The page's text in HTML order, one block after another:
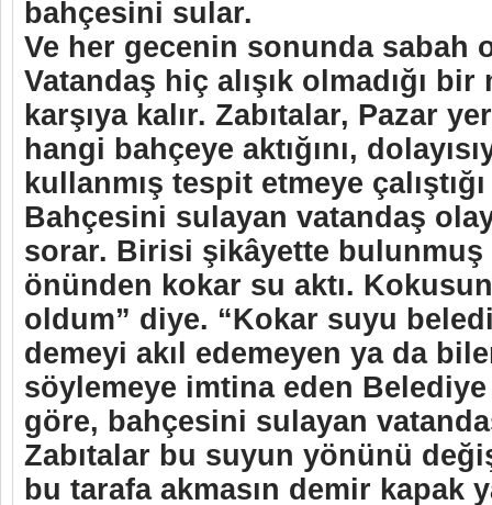
bahçesini sular.
Ve her gecenin sonunda sabah
Vatandaş hiç alışık olmadığı bir
karşıya kalır. Zabıtalar, Pazar
hangi bahçeye aktığını,
kullanmış tespit etmeye
Bahçesini sulayan vatandaş
sorar. Birisi şikâyette bulunmuş
önünden kokar su aktı.
oldum” diye. “Kokar suyu
demeyi akıl edemeyen ya da
söylemeye imtina eden Belediye
göre, bahçesini sulayan
Zabıtalar bu suyun yönünü
bu tarafa akmasın demir kapak